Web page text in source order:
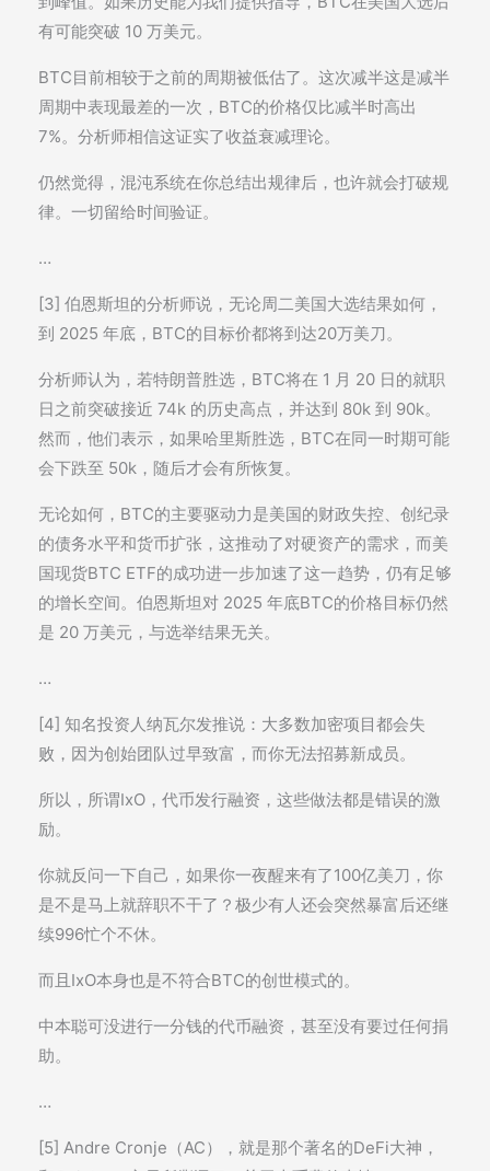
有可能突破 10 万美元。
BTC目前相较于之前的周期被低估了。这次减半这是减半
周期中表现最差的一次，BTC的价格仅比减半时高出
7%。分析师相信这证实了收益衰减理论。
仍然觉得，混沌系统在你总结出规律后，也许就会打破规
律。一切留给时间验证。
…
[3] 伯恩斯坦的分析师说，无论周二美国大选结果如何，
到 2025 年底，BTC的目标价都将到达20万美刀。
分析师认为，若特朗普胜选，BTC将在 1 月 20 日的就职
日之前突破接近 74k 的历史高点，并达到 80k 到 90k。
然而，他们表示，如果哈里斯胜选，BTC在同一时期可能
会下跌至 50k，随后才会有所恢复。
无论如何，BTC的主要驱动力是美国的财政失控、创纪录
的债务水平和货币扩张，这推动了对硬资产的需求，而美
国现货BTC ETF的成功进一步加速了这一趋势，仍有足够
的增长空间。伯恩斯坦对 2025 年底BTC的价格目标仍然
是 20 万美元，与选举结果无关。
…
[4] 知名投资人纳瓦尔发推说：大多数加密项目都会失
败，因为创始团队过早致富，而你无法招募新成员。
所以，所谓IxO，代币发行融资，这些做法都是错误的激
励。
你就反问一下自己，如果你一夜醒来有了100亿美刀，你
是不是马上就辞职不干了？极少有人还会突然暴富后还继
续996忙个不休。
而且IxO本身也是不符合BTC的创世模式的。
中本聪可没进行一分钱的代币融资，甚至没有要过任何捐
助。
…
[5] Andre Cronje（AC），就是那个著名的DeFi大神，